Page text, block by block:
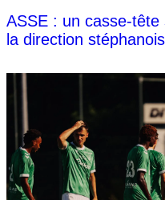
ASSE : un casse-
la direction